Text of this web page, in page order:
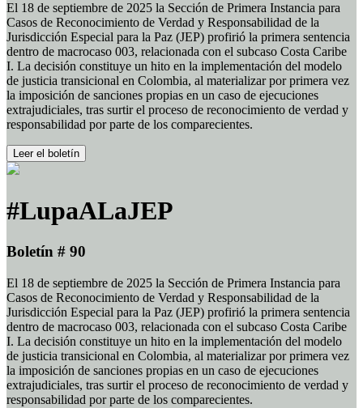
El 18 de septiembre de 2025 la Sección de Primera Instancia para
Casos de Reconocimiento de Verdad y Responsabilidad de la
Jurisdicción Especial para la Paz (JEP) profirió la primera sentencia
dentro de macrocaso 003, relacionada con el subcaso Costa Caribe
I. La decisión constituye un hito en la implementación del modelo
de justicia transicional en Colombia, al materializar por primera vez
la imposición de sanciones propias en un caso de ejecuciones
extrajudiciales, tras surtir el proceso de reconocimiento de verdad y
responsabilidad por parte de los comparecientes.
Leer el boletín
#LupaALaJEP
Boletín # 90
El 18 de septiembre de 2025 la Sección de Primera Instancia para
Casos de Reconocimiento de Verdad y Responsabilidad de la
Jurisdicción Especial para la Paz (JEP) profirió la primera sentencia
dentro de macrocaso 003, relacionada con el subcaso Costa Caribe
I. La decisión constituye un hito en la implementación del modelo
de justicia transicional en Colombia, al materializar por primera vez
la imposición de sanciones propias en un caso de ejecuciones
extrajudiciales, tras surtir el proceso de reconocimiento de verdad y
responsabilidad por parte de los comparecientes.